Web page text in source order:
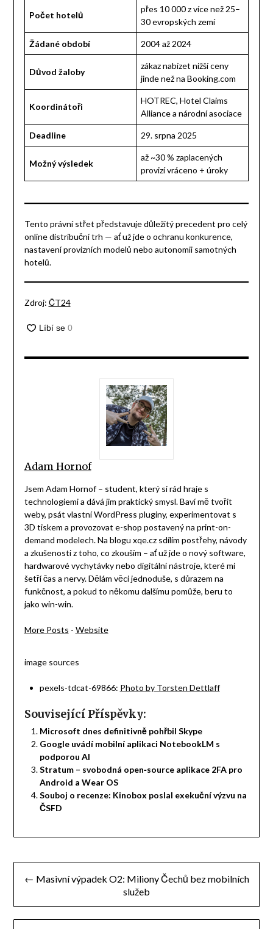
Počet hotelů
přes 10 000 z více než 25–
30 evropských zemí
Žádané období 2004 až 2024
Důvod žaloby
zákaz nabízet nižší ceny
jinde než na Booking.com
Koordinátoři
HOTREC, Hotel Claims
Alliance a národní asociace
Deadline 29. srpna 2025
Možný výsledek
až ~30 % zaplacených
provizí vráceno + úroky
Tento právní střet představuje důležitý precedent pro celý
online distribuční trh — ať už jde o ochranu konkurence,
nastavení provizních modelů nebo autonomii samotných
hotelů.
Zdroj: ČT24
Adam Hornof
Jsem Adam Hornof – student, který si rád hraje s
technologiemi a dává jim praktický smysl. Baví mě tvořit
weby, psát vlastní WordPress pluginy, experimentovat s
3D tiskem a provozovat e-shop postavený na print-on-
demand modelech. Na blogu xqe.cz sdílím postřehy, návody
a zkušenosti z toho, co zkouším – ať už jde o nový software,
hardwarové vychytávky nebo digitální nástroje, které mi
šetří čas a nervy. Dělám věci jednoduše, s důrazem na
funkčnost, a pokud to někomu dalšímu pomůže, beru to
jako win-win.
More Posts - Website
image sources
pexels-tdcat-69866: Photo by Torsten Dettlaff
Související Příspěvky:
Microsoft dnes definitivně pohřbil Skype
Google uvádí mobilní aplikaci NotebookLM s
podporou AI
Stratum – svobodná open‑source aplikace 2FA pro
Android a Wear OS
Souboj o recenze: Kinobox poslal exekuční výzvu na
ČSFD
Navigace
příspěvek
← Masivní výpadek O2: Miliony Čechů bez mobilních
služeb